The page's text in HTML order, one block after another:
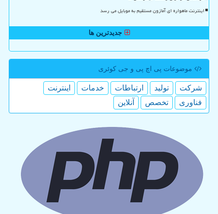
اینترنت ماهواره ای آمازون مستقیم به موبایل می رسد
جدیدترین ها
موضوعات پی اچ پی و جی كوئری
شركت تولید ارتباطات خدمات
اینترنت
فناوری
تخصص آنلاین